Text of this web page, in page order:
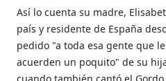
Así lo cuenta su madre,
país y residente de España
pedido "a toda esa gente que
acuerden un poquito" de su